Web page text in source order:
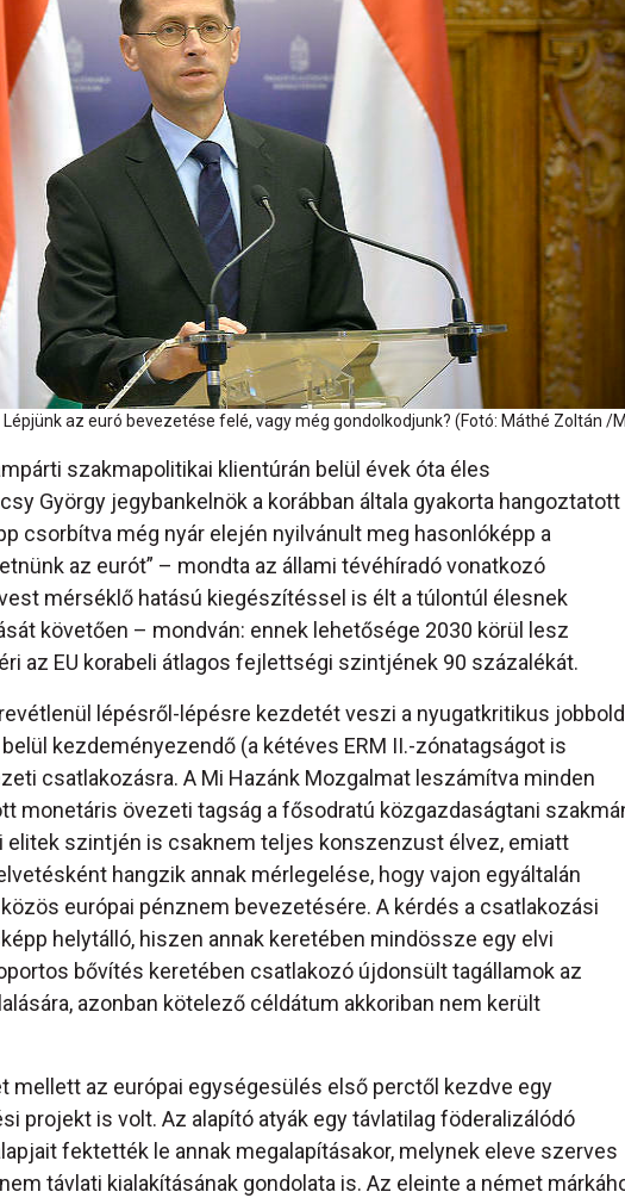
Lépjünk az euró bevezetése felé, vagy még gondolkodjunk? (Fotó: Máthé Zoltán /
szakmapolitikai klientúrán belül évek óta éles
György jegybankelnök a korábban általa gyakorta hangoztatott
csorbítva még nyár elején nyilvánult meg hasonlóképp a
az eurót” – mondta az állami tévéhíradó vonatkozó
mérséklő hatású kiegészítéssel is élt a túlontúl élesnek
követően – mondván: ennek lehetősége 2030 körül lesz
az EU korabeli átlagos fejlettségi szintjének 90 százalékát.
lépésről-lépésre kezdetét veszi a nyugatkritikus
kezdeményezendő (a kétéves ERM II.-zónatagságot is
csatlakozásra. A Mi Hazánk Mozgalmat leszámítva minden
monetáris övezeti tagság a fősodratú közgazdaságtani
elitek szintjén is csaknem teljes konszenzust élvez, emiatt
hangzik annak mérlegelése, hogy vajon egyáltalán
európai pénznem bevezetésére. A kérdés a csatlakozási
helytálló, hiszen annak keretében mindössze egy elvi
bővítés keretében csatlakozó újdonsült tagállamok az
azonban kötelező céldátum akkoriban nem került
mellett az európai egységesülés első perctől kezdve egy
projekt is volt. Az alapító atyák egy távlatilag föderalizálódó
fektették le annak megalapításakor, melynek eleve szerves
távlati kialakításának gondolata is. Az eleinte a német